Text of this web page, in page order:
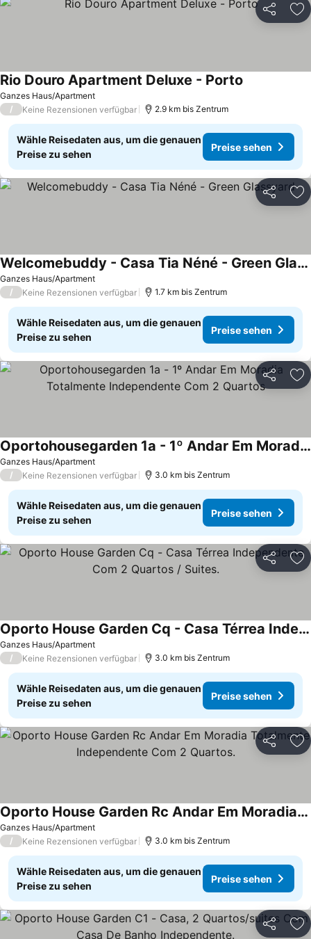
Teilen
Ganzes Haus/Apartment
Rio Douro Apartment Deluxe - Porto
/ Keine Rezensionen verfügbar 2.9 km bis Zentrum
Wähle Reisedaten aus, um die genauen
Preise zu sehen
Preise sehen
Teilen
Ganzes Haus/Apartment
Welcomebuddy - Casa Tia Néné - Green Glassyard
/ Keine Rezensionen verfügbar 1.7 km bis Zentrum
Wähle Reisedaten aus, um die genauen
Preise zu sehen
Preise sehen
Teilen
Ganzes Haus/Apartment
Oportohousegarden 1a - 1º Andar Em Moradia Totalmente Independente Com 2 Quartos
/ Keine Rezensionen verfügbar 3.0 km bis Zentrum
Wähle Reisedaten aus, um die genauen
Preise zu sehen
Preise sehen
Teilen
Ganzes Haus/Apartment
Oporto House Garden Cq - Casa Térrea Independente Com 2 Quartos / Suites.
/ Keine Rezensionen verfügbar 3.0 km bis Zentrum
Wähle Reisedaten aus, um die genauen
Preise zu sehen
Preise sehen
Teilen
Ganzes Haus/Apartment
Oporto House Garden Rc Andar Em Moradia Totalmente Independente Com 2 Quartos.
/ Keine Rezensionen verfügbar 3.0 km bis Zentrum
Wähle Reisedaten aus, um die genauen
Preise zu sehen
Preise sehen
Teilen